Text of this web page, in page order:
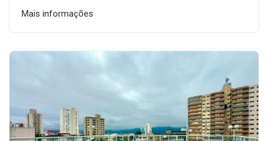
Mais informações